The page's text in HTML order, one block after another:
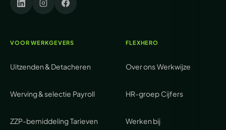
VOOR WERKGEVERS
Uitzenden & Detacheren
Werving & selectie Payroll
ZZP-bemiddelingTarieven
FLEXHERO
Over onsWerkwijze
HR-groep Cijfers
Werken bij